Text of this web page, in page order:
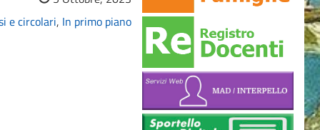
e circolari, In primo piano